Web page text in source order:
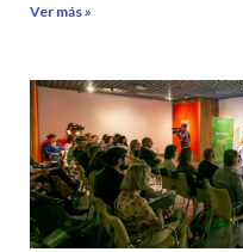
Ver más »